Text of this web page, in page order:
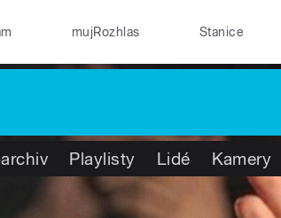
mujRozhlas Stanice
Playlisty Lidé Kamery